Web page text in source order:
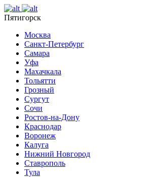
Пятигорск
Москва
Санкт-Петербург
Самара
Уфа
Махачкала
Тольятти
Грозный
Сургут
Сочи
Ростов-на-Дону
Краснодар
Воронеж
Калуга
Нижний Новгород
Ставрополь
Тула